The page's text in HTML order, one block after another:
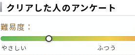
クリアした人のアンケート
難易度：
やさしい ふつう